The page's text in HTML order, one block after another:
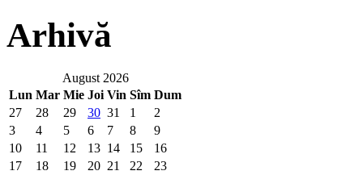
Arhivă
August 2026
Lun Mar Mie Joi Vin Sîm Dum
27
28 29 30 31 1
2
3
4 5 6 7 8
9
10
11 12 13 14 15
16
17
18 19 20 21 22
23